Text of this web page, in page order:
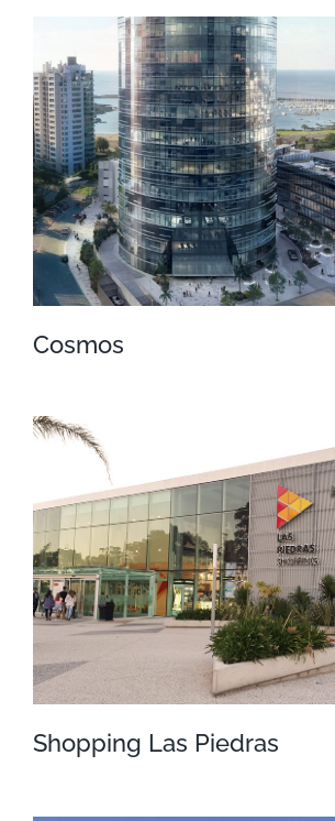
Shopping Atlántico
Cosmos
Cosmos
Shopping Las Piedras